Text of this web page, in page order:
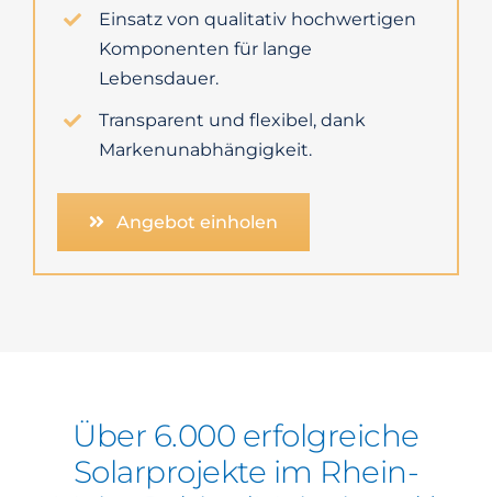
Einsatz von qualitativ hochwertigen
Komponenten für lange
Lebensdauer.
Transparent und flexibel, dank
Markenunabhängigkeit.
Angebot einholen
Über 6.000 erfolgreiche
Solarprojekte im Rhein-